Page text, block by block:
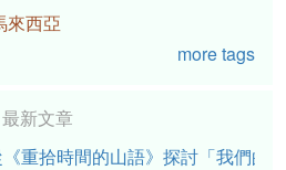
來西亞
more tags
最新文章
重拾時間的山語》探討「我們的